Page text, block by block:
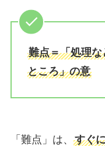
難点＝「処理
ところ」の意
「難点」は、 すぐ